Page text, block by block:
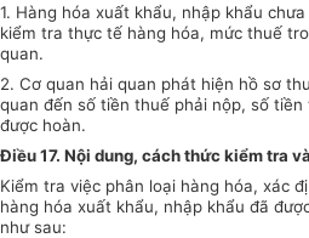
1. Hàng hóa xuất khẩu, nhập khẩu
kiểm tra thực tế hàng hóa, mức thuế
quan.
2. Cơ quan hải quan phát hiện hồ sơ
quan đến số tiền thuế phải nộp, số
được hoàn.
Điều 17. Nội dung, cách thức kiểm tra
Kiểm tra việc phân loại hàng hóa, xác
hàng hóa xuất khẩu, nhập khẩu đã
như sau: